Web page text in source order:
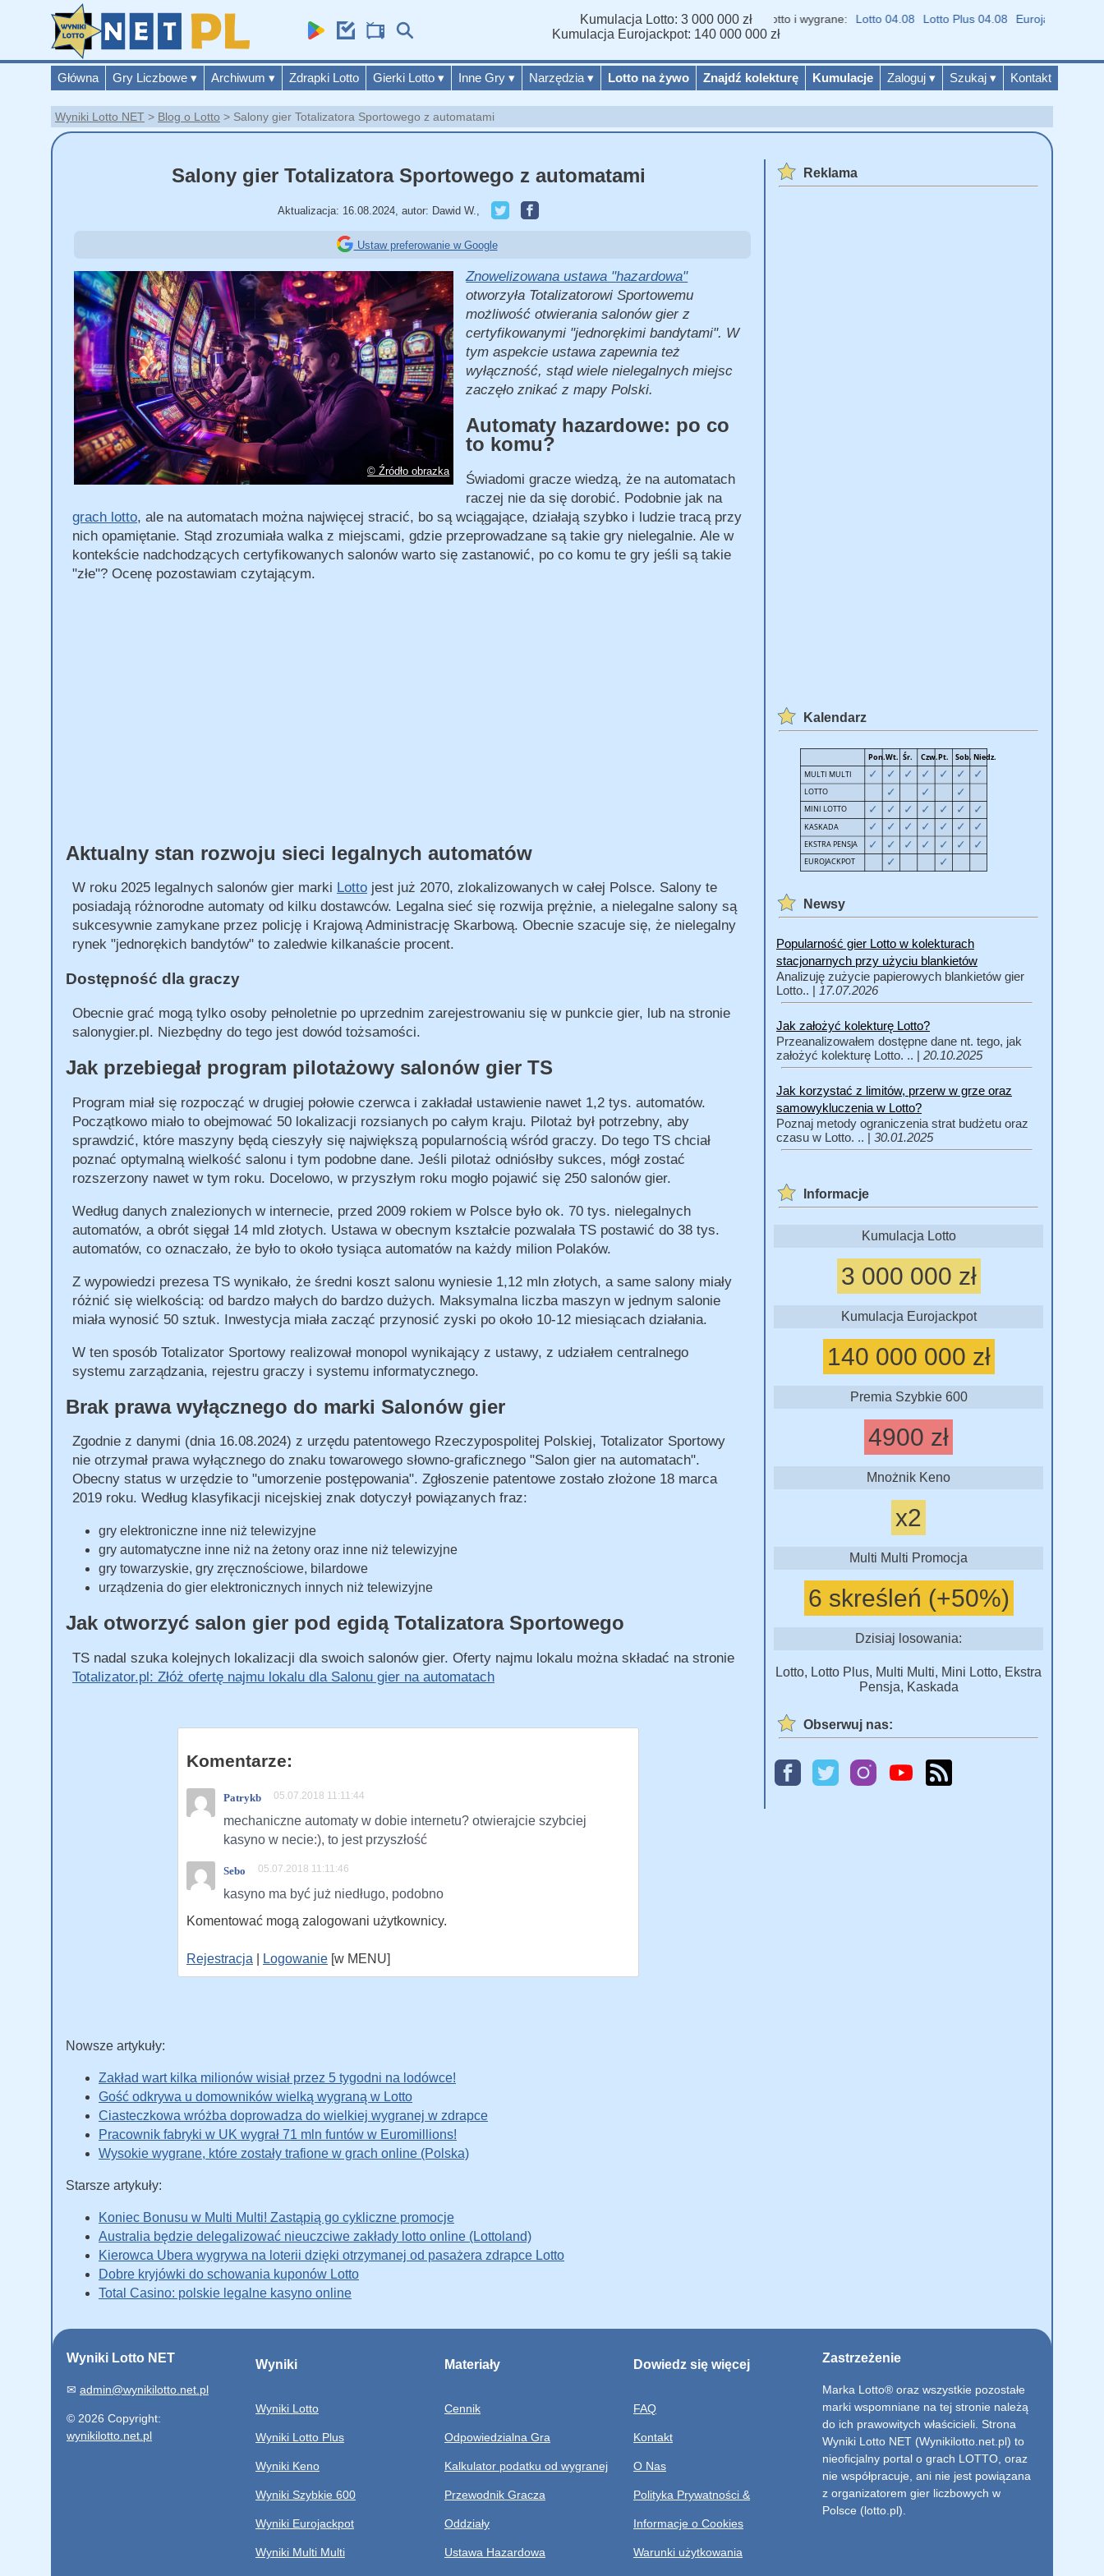
Główna Gry Liczbowe ▾ Archiwum ▾ Zdrapki Lotto Gierki Lotto ▾ Inne Gry ▾ Narzędzia ▾ Lotto na żywo Znajdź kolekturę Kumulacje Zaloguj ▾ Szukaj ▾ Kontakt
Kumulacja Lotto: 3 000 000 zł
Kumulacja Eurojackpot: 140 000 000 zł
Wyniki Lotto i wygrane: Lotto 04.08 Lotto Plus 04.08 Eurojackpot 04.08
Wyniki Lotto NET Blog o Lotto Salony gier Totalizatora Sportowego z automatami
Salony gier Totalizatora Sportowego z automatami
Aktualizacja: 16.08.2024, autor: Dawid W.,
Ustaw preferowanie w Google
© Źródło obrazka
Znowelizowana ustawa "hazardowa"
otworzyła Totalizatorowi Sportowemu
możliwość otwierania salonów gier z
certyfikowanymi "jednorękimi bandytami". W
tym aspekcie ustawa zapewnia też
wyłączność, stąd wiele nielegalnych miejsc
zaczęło znikać z mapy Polski.
Automaty hazardowe: po co
to komu?
Świadomi gracze wiedzą, że na automatach
raczej nie da się dorobić. Podobnie jak na
grach lotto, ale na automatach można najwięcej stracić, bo są wciągające, działają szybko i ludzie tracą przy
nich opamiętanie. Stąd zrozumiała walka z miejscami, gdzie przeprowadzane są takie gry nielegalnie. Ale w
kontekście nadchodzących certyfikowanych salonów warto się zastanowić, po co komu te gry jeśli są takie
"złe"? Ocenę pozostawiam czytającym.
Aktualny stan rozwoju sieci legalnych automatów
W roku 2025 legalnych salonów gier marki Lotto jest już 2070, zlokalizowanych w całej Polsce. Salony te
posiadają różnorodne automaty od kilku dostawców. Legalna sieć się rozwija prężnie, a nielegalne salony są
sukcesywnie zamykane przez policję i Krajową Administrację Skarbową. Obecnie szacuje się, że nielegalny
rynek "jednorękich bandytów" to zaledwie kilkanaście procent.
Dostępność dla graczy
Obecnie grać mogą tylko osoby pełnoletnie po uprzednim zarejestrowaniu się w punkcie gier, lub na stronie
salonygier.pl. Niezbędny do tego jest dowód tożsamości.
Jak przebiegał program pilotażowy salonów gier TS
Program miał się rozpocząć w drugiej połowie czerwca i zakładał ustawienie nawet 1,2 tys. automatów.
Początkowo miało to obejmować 50 lokalizacji rozsianych po całym kraju. Pilotaż był potrzebny, aby
sprawdzić, które maszyny będą cieszyły się największą popularnością wśród graczy. Do tego TS chciał
poznać optymalną wielkość salonu i tym podobne dane. Jeśli pilotaż odniósłby sukces, mógł zostać
rozszerzony nawet w tym roku. Docelowo, w przyszłym roku mogło pojawić się 250 salonów gier.
Według danych znalezionych w internecie, przed 2009 rokiem w Polsce było ok. 70 tys. nielegalnych
automatów, a obrót sięgał 14 mld złotych. Ustawa w obecnym kształcie pozwalała TS postawić do 38 tys.
automatów, co oznaczało, że było to około tysiąca automatów na każdy milion Polaków.
Z wypowiedzi prezesa TS wynikało, że średni koszt salonu wyniesie 1,12 mln złotych, a same salony miały
różnić się wielkością: od bardzo małych do bardzo dużych. Maksymalna liczba maszyn w jednym salonie
miała wynosić 50 sztuk. Inwestycja miała zacząć przynosić zyski po około 10-12 miesiącach działania.
W ten sposób Totalizator Sportowy realizował monopol wynikający z ustawy, z udziałem centralnego
systemu zarządzania, rejestru graczy i systemu informatycznego.
Brak prawa wyłącznego do marki Salonów gier
Zgodnie z danymi (dnia 16.08.2024) z urzędu patentowego Rzeczypospolitej Polskiej, Totalizator Sportowy
nie otrzymał prawa wyłącznego do znaku towarowego słowno-graficznego "Salon gier na automatach".
Obecny status w urzędzie to "umorzenie postępowania". Zgłoszenie patentowe zostało złożone 18 marca
2019 roku. Według klasyfikacji nicejskiej znak dotyczył powiązanych fraz:
gry elektroniczne inne niż telewizyjne
gry automatyczne inne niż na żetony oraz inne niż telewizyjne
gry towarzyskie, gry zręcznościowe, bilardowe
urządzenia do gier elektronicznych innych niż telewizyjne
Jak otworzyć salon gier pod egidą Totalizatora Sportowego
TS nadal szuka kolejnych lokalizacji dla swoich salonów gier. Oferty najmu lokalu można składać na stronie
Totalizator.pl: Złóż ofertę najmu lokalu dla Salonu gier na automatach
Komentarze:
Patrykb 05.07.2018 11:11:44
mechaniczne automaty w dobie internetu? otwierajcie szybciej
kasyno w necie:), to jest przyszłość
Sebo 05.07.2018 11:11:46
kasyno ma być już niedługo, podobno
Komentować mogą zalogowani użytkownicy.
Rejestracja Logowanie [w MENU]
Nowsze artykuły:
Zakład wart kilka milionów wisiał przez 5 tygodni na lodówce!
Gość odkrywa u domowników wielką wygraną w Lotto
Ciasteczkowa wróżba doprowadza do wielkiej wygranej w zdrapce
Pracownik fabryki w UK wygrał 71 mln funtów w Euromillions!
Wysokie wygrane, które zostały trafione w grach online (Polska)
Starsze artykuły:
Koniec Bonusu w Multi Multi! Zastąpią go cykliczne promocje
Australia będzie delegalizować nieuczciwe zakłady lotto online (Lottoland)
Kierowca Ubera wygrywa na loterii dzięki otrzymanej od pasażera zdrapce Lotto
Dobre kryjówki do schowania kuponów Lotto
Total Casino: polskie legalne kasyno online
Reklama
Kalendarz
Newsy
Popularność gier Lotto w kolekturach
stacjonarnych przy użyciu blankietów
Analizuję zużycie papierowych blankietów gier
Lotto.. | 17.07.2026
Jak założyć kolekturę Lotto?
Przeanalizowałem dostępne dane nt. tego, jak
założyć kolekturę Lotto. .. | 20.10.2025
Jak korzystać z limitów, przerw w grze oraz
samowykluczenia w Lotto?
Poznaj metody ograniczenia strat budżetu oraz
czasu w Lotto. .. | 30.01.2025
Informacje
Kumulacja Lotto
3 000 000 zł
Kumulacja Eurojackpot
140 000 000 zł
Premia Szybkie 600
4900 zł
Mnożnik Keno
x2
Multi Multi Promocja
6 skreśleń (+50%)
Dzisiaj losowania:
Lotto, Lotto Plus, Multi Multi, Mini Lotto, Ekstra
Pensja, Kaskada
Obserwuj nas:
Wyniki Lotto NET
✉ admin@wynikilotto.net.pl
© 2026 Copyright:
wynikilotto.net.pl
Wyniki
Wyniki Lotto
Wyniki Lotto Plus
Wyniki Keno
Wyniki Szybkie 600
Wyniki Eurojackpot
Wyniki Multi Multi
Materiały
Cennik
Odpowiedzialna Gra
Kalkulator podatku od wygranej
Przewodnik Gracza
Oddziały
Ustawa Hazardowa
Dowiedz się więcej
FAQ
Kontakt
O Nas
Polityka Prywatności &
Informacje o Cookies
Warunki użytkowania
Zastrzeżenie
Marka Lotto® oraz wszystkie pozostałe
marki wspomniane na tej stronie należą
do ich prawowitych właścicieli. Strona
Wyniki Lotto NET (Wynikilotto.net.pl) to
nieoficjalny portal o grach LOTTO, oraz
nie współpracuje, ani nie jest powiązana
z organizatorem gier liczbowych w
Polsce (lotto.pl).